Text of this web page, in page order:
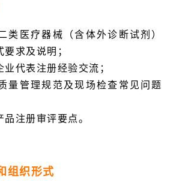
类医疗器械（含体外诊断试剂）
求及说明；
业代表注册经验交流；
量管理规范及现场检查常见问题
品注册审评要点。
组织形式